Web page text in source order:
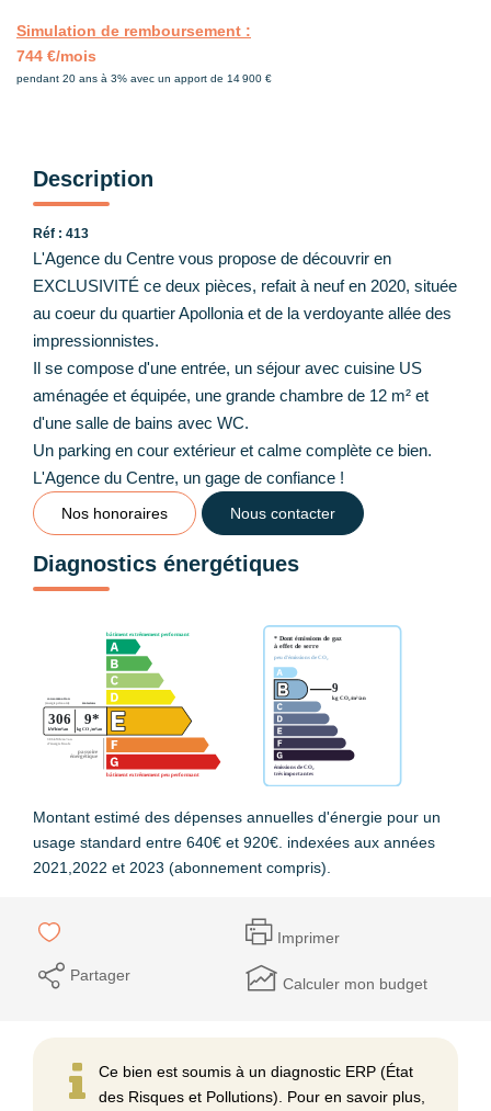
Simulation de remboursement :
744 €/mois
pendant 20 ans à 3% avec un apport de 14 900 €
Description
Réf : 413
L'Agence du Centre vous propose de découvrir en
EXCLUSIVITÉ ce deux pièces, refait à neuf en 2020, située
au coeur du quartier Apollonia et de la verdoyante allée des
impressionnistes.
Il se compose d'une entrée, un séjour avec cuisine US
aménagée et équipée, une grande chambre de 12 m² et
d'une salle de bains avec WC.
Un parking en cour extérieur et calme complète ce bien.
L'Agence du Centre, un gage de confiance !
Nos honoraires Nous contacter
Diagnostics énergétiques
Montant estimé des dépenses annuelles d'énergie pour un
usage standard entre 640€ et 920€. indexées aux années
2021,2022 et 2023 (abonnement compris).
Imprimer
Partager Calculer mon budget
Ce bien est soumis à un diagnostic ERP (État
des Risques et Pollutions). Pour en savoir plus,